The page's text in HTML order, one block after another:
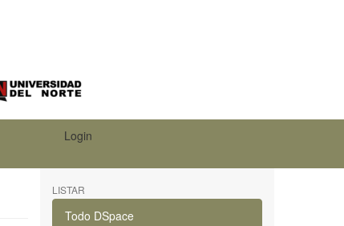
Login
LISTAR
Todo DSpace